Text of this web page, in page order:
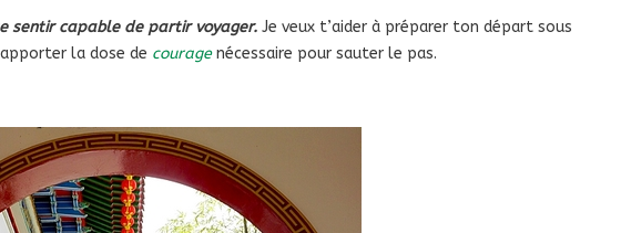
sentir capable de partir voyager. Je veux t’aider à préparer ton départ sous
la dose de couragenécessaire pour sauter le pas.